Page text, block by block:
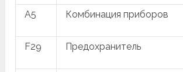
A5 Комбинация приборов
F29 Предохранитель